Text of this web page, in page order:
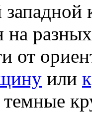
на
от
или
темные